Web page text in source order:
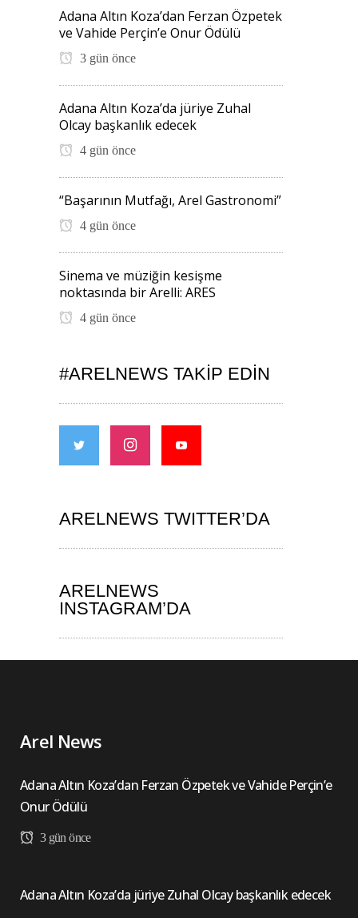
Adana Altın Koza’dan Ferzan Özpetek
ve Vahide Perçin’e Onur Ödülü
3 gün önce
Adana Altın Koza’da jüriye Zuhal
Olcay başkanlık edecek
4 gün önce
“Başarının Mutfağı, Arel Gastronomi”
4 gün önce
Sinema ve müziğin kesişme
noktasında bir Arelli: ARES
4 gün önce
#ARELNEWS TAKIP EDIN
ARELNEWS TWITTER’DA
ARELNEWS
INSTAGRAM’DA
Arel News
Adana Altın Koza’dan Ferzan Özpetek ve Vahide Perçin’e
Onur Ödülü
3 gün önce
Adana Altın Koza’da jüriye Zuhal Olcay başkanlık edecek